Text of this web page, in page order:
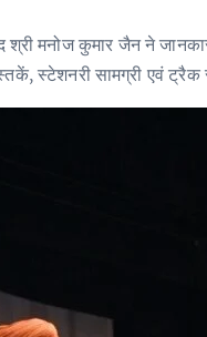
श्री मनोज कुमार जैन ने
स्टेशनरी सामग्री एवं